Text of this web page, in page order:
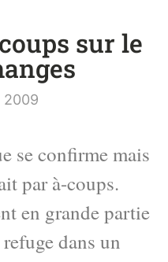
sur le
2009
se confirme mais
par à-coups.
en grande partie
dans un